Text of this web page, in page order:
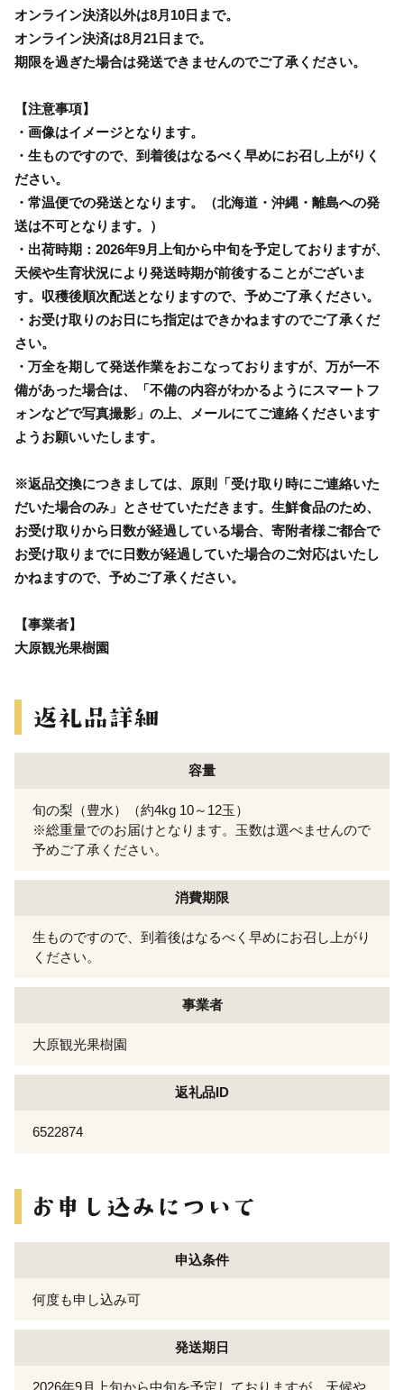
オンライン決済以外は8月10日まで。
オンライン決済は8月21日まで。
期限を過ぎた場合は発送できませんのでご了承ください。
【注意事項】
・画像はイメージとなります。
・生ものですので、到着後はなるべく早めにお召し上がりく
ださい。
・常温便での発送となります。（北海道・沖縄・離島への発
送は不可となります。）
・出荷時期：2026年9月上旬から中旬を予定しておりますが、
天候や生育状況により発送時期が前後することがございま
す。収穫後順次配送となりますので、予めご了承ください。
・お受け取りのお日にち指定はできかねますのでご了承くだ
さい。
・万全を期して発送作業をおこなっておりますが、万が一不
備があった場合は、「不備の内容がわかるようにスマートフ
ォンなどで写真撮影」の上、メールにてご連絡くださいます
ようお願いいたします。
※返品交換につきましては、原則「受け取り時にご連絡いた
だいた場合のみ」とさせていただきます。生鮮食品のため、
お受け取りから日数が経過している場合、寄附者様ご都合で
お受け取りまでに日数が経過していた場合のご対応はいたし
かねますので、予めご了承ください。
【事業者】
大原観光果樹園
容量
旬の梨（豊水）（約4kg 10～12玉）
※総重量でのお届けとなります。玉数は選べませんので
予めご了承ください。
消費期限
生ものですので、到着後はなるべく早めにお召し上がり
ください。
事業者
大原観光果樹園
返礼品ID
6522874
申込条件
何度も申し込み可
発送期日
2026年9月上旬から中旬を予定しておりますが、天候や